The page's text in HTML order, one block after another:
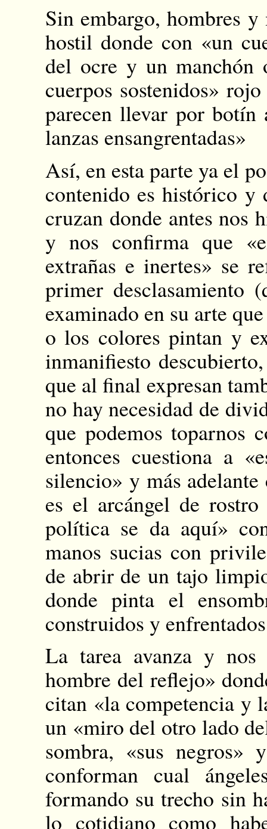
Sin embargo, hombres
hostil donde con «un
del ocre y un
cuerpos sostenidos»
parecen llevar por
lanzas ensangrentadas»
Así, en esta parte ya el
contenido es histórico y
cruzan donde antes nos
y nos confirma que
extrañas e inertes» se
primer
examinado en su arte
o los colores pintan y
inmanifiesto
que al final expresan
no hay necesidad de
que podemos toparnos
entonces cuestiona a
silencio» y más
es el arcángel de
política se da aquí»
manos sucias con
de abrir de un tajo
donde pinta el
construidos y
La tarea avanza y
hombre del reflejo»
citan «la competencia y
un «miro del otro lado
sombra, «sus negros»
conforman cual
formando su trecho sin
lo cotidiano como